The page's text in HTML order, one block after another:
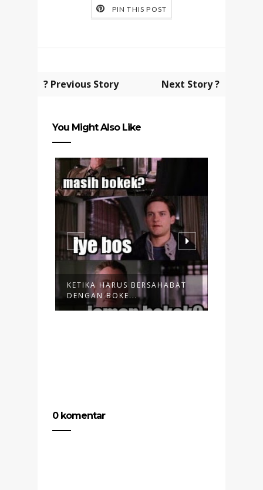
PIN THIS POST
? Previous Story Next Story ?
You Might Also Like
KETIKA HARUS BERSAHABAT
DENGAN BOKE...
0 komentar